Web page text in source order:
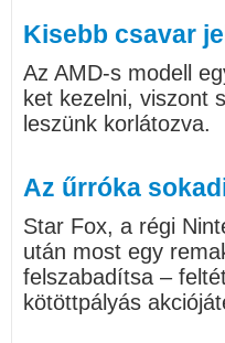
Kisebb csavar
Az AMD-s modell
ket kezelni, viszont
leszünk korlátozva.
Az űrróka
Star Fox, a régi
után most egy
felszabadítsa –
kötöttpályás